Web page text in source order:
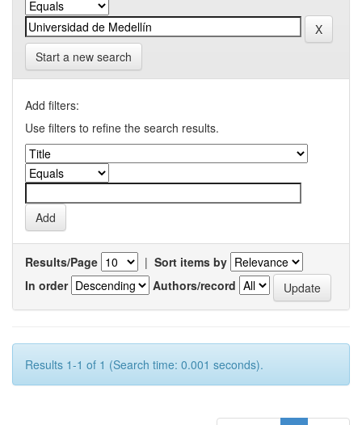
Start a new search
Add filters:
Use filters to refine the search results.
Results/Page | Sort items by
In order
Authors/record
Results 1-1 of 1 (Search time: 0.001 seconds).